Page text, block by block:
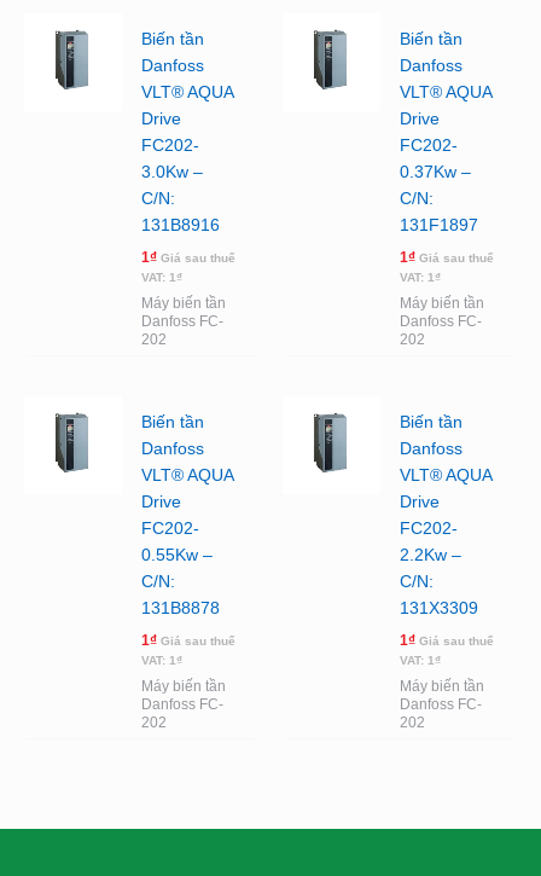
Biến tần
Danfoss
VLT® AQUA
Drive
FC202-
3.0Kw –
C/N:
131B8916
1₫ Giá sau thuế
VAT: 1₫
Máy biến tần
Danfoss FC-
202
Biến tần
Danfoss
VLT® AQUA
Drive
FC202-
0.37Kw –
C/N:
131F1897
1₫ Giá sau thuế
VAT: 1₫
Máy biến tần
Danfoss FC-
202
Biến tần
Danfoss
VLT® AQUA
Drive
FC202-
0.55Kw –
C/N:
131B8878
1₫ Giá sau thuế
VAT: 1₫
Máy biến tần
Danfoss FC-
202
Biến tần
Danfoss
VLT® AQUA
Drive
FC202-
2.2Kw –
C/N:
131X3309
1₫ Giá sau thuế
VAT: 1₫
Máy biến tần
Danfoss FC-
202